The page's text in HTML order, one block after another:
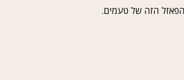
הזה של טעמים.